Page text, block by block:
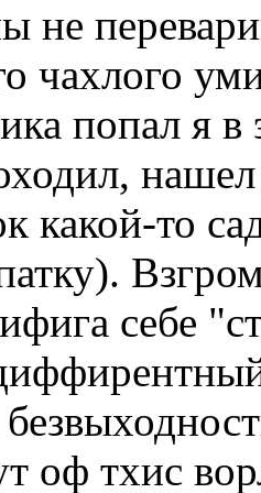
чахлого
попал я
какой-то
себе
оф тхис